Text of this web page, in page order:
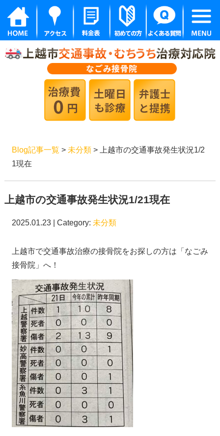
Blog記事一覧 > 未分類> 上越市の交通事故発生状況1/2
1現在
上越市の交通事故発生状況1/21現在
2025.01.23 | Category: 未分類
上越市で交通事故治療の接骨院をお探しの方は「なごみ
接骨院」へ！